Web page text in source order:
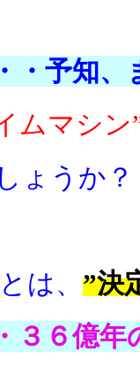
・予知
ムマシン
ょうか？
とは、 ”決
３６億年